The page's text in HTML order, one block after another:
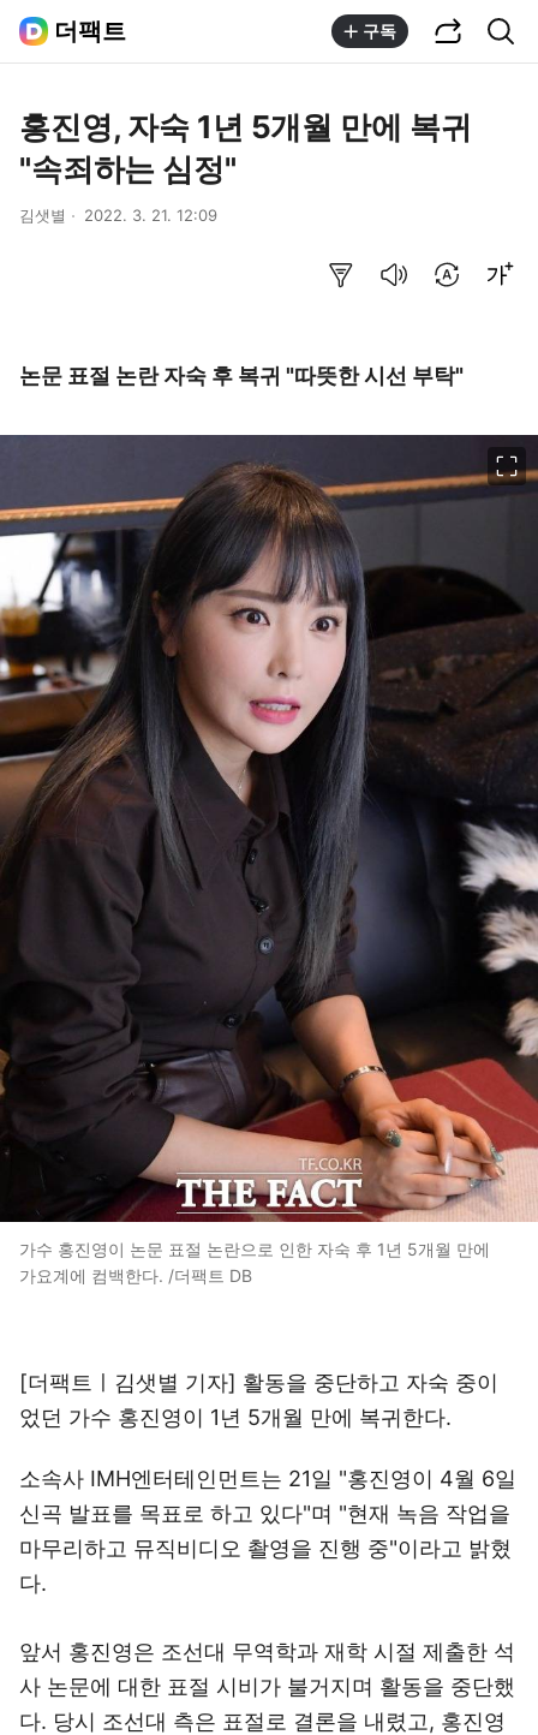
더팩트 구독
홍진영, 자숙 1년 5개월 만에 복귀
"속죄하는 심정"
김샛별 2022. 3. 21. 12:09
논문 표절 논란 자숙 후 복귀 "따뜻한 시선 부탁"
가수 홍진영이 논문 표절 논란으로 인한 자숙 후 1년 5개월 만에
가요계에 컴백한다. /더팩트 DB
[더팩트ㅣ김샛별 기자] 활동을 중단하고 자숙 중이
었던 가수 홍진영이 1년 5개월 만에 복귀한다.
소속사 IMH엔터테인먼트는 21일 "홍진영이 4월 6일
신곡 발표를 목표로 하고 있다"며 "현재 녹음 작업을
마무리하고 뮤직비디오 촬영을 진행 중"이라고 밝혔
다.
앞서 홍진영은 조선대 무역학과 재학 시절 제출한 석
사 논문에 대한 표절 시비가 불거지며 활동을 중단했
다. 당시 조선대 측은 표절로 결론을 내렸고, 홍진영